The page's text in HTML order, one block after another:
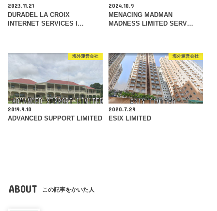
2023.11.21
DURADEL LA CROIX
INTERNET SERVICES I…
2024.10.9
MENACING MADMAN
MADNESS LIMITED SERV…
海外運営会社
2019.9.10
ADVANCED SUPPORT LIMITED
海外運営会社
2020.7.29
ESIX LIMITED
ABOUT この記事をかいた人